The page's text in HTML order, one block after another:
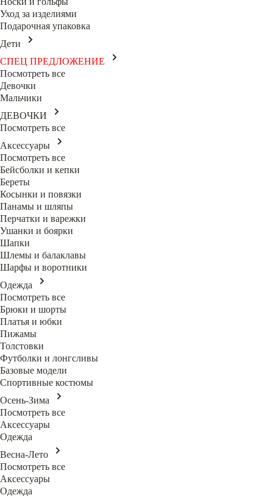
Уход за изделиями
Подарочная упаковка
Дети
СПЕЦ ПРЕДЛОЖЕНИЕ
Посмотреть все
Девочки
Мальчики
ДЕВОЧКИ
Посмотреть все
Аксессуары
Посмотреть все
Бейсболки и кепки
Береты
Косынки и повязки
Панамы и шляпы
Перчатки и варежки
Ушанки и боярки
Шапки
Шлемы и балаклавы
Шарфы и воротники
Одежда
Посмотреть все
Брюки и шорты
Платья и юбки
Пижамы
Толстовки
Футболки и лонгсливы
Базовые модели
Спортивные костюмы
Осень-Зима
Посмотреть все
Аксессуары
Одежда
Весна-Лето
Посмотреть все
Аксессуары
Одежда